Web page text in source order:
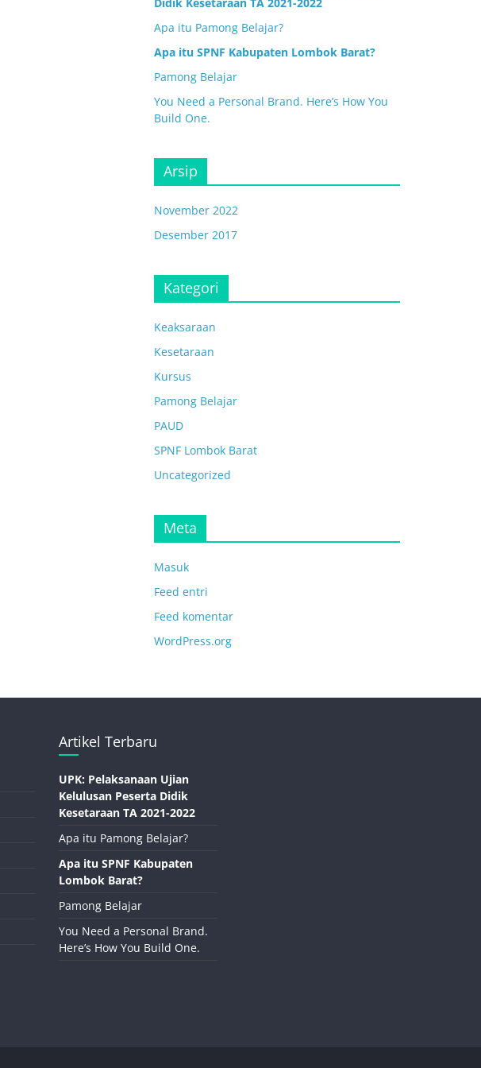
Apa itu Pamong Belajar?
Apa itu SPNF Kabupaten Lombok Barat?
Pamong Belajar
You Need a Personal Brand. Here’s How You
Build One.
Arsip
November 2022
Desember 2017
Kategori
Keaksaraan
Kesetaraan
Kursus
Pamong Belajar
PAUD
SPNF Lombok Barat
Uncategorized
Meta
Masuk
Feed entri
Feed komentar
WordPress.org
Artikel Terbaru
UPK: Pelaksanaan Ujian
Kelulusan Peserta Didik
Kesetaraan TA 2021-2022
Apa itu Pamong Belajar?
Apa itu SPNF Kabupaten
Lombok Barat?
Pamong Belajar
You Need a Personal Brand.
Here’s How You Build One.